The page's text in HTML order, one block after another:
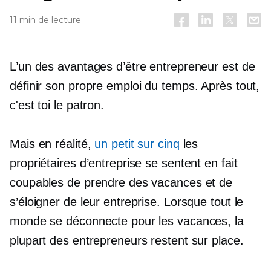
11 min de lecture
L’un des avantages d’être entrepreneur est de
définir son propre emploi du temps. Après tout,
c'est toi le patron.
Mais en réalité, un petit sur cinq les
propriétaires d’entreprise se sentent en fait
coupables de prendre des vacances et de
s’éloigner de leur entreprise. Lorsque tout le
monde se déconnecte pour les vacances, la
plupart des entrepreneurs restent sur place.